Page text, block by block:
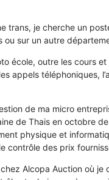
trans, je cherche un
ou sur un autre
école, outre les cours
appels téléphoniques,
de ma micro
de Thais en octobre
physique et
contrôle des prix
Alcopa Auction où